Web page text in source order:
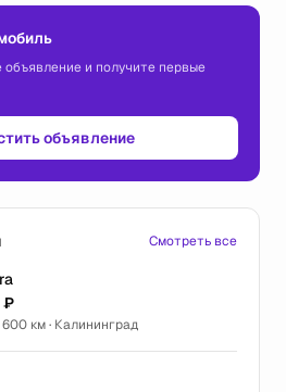
и получите первые
объявление
Смотреть все
₽
км · Калининград